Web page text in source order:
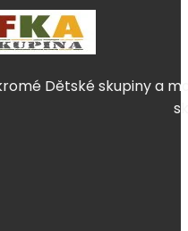
Dětské skupiny a